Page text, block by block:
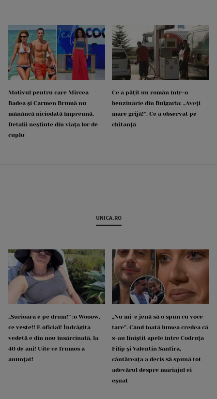
Motivul pentru care Mircea
Badea și Carmen Brumă nu
mănâncă niciodată împreună.
Detalii neștiute din viața lor de
cuplu
Ce a pățit un român într-o
benzinărie din Bulgaria: „Aveți
mare grijă!”. Ce a observat pe
chitanță
UNICA.RO
„Surioara e pe drum!” :o Wooow,
ce veste!! E oficial! Îndrăgita
vedetă e din nou însărcinată, la
40 de ani! Uite ce frumos a
anunțat!
„Nu mi-e jenă să o spun cu voce
tare”. Când toată lumea credea că
s-au liniștit apele între Codruța
Filip și Valentin Sanfira,
cântăreața a decis să spună tot
adevărul despre mariajul ei
eșuat